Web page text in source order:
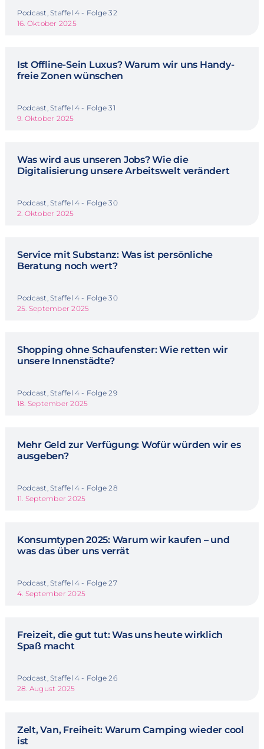
Podcast, Staffel 4 - Folge 32
16. Oktober 2025
Ist Offline-Sein Luxus? Warum wir uns Handy-
freie Zonen wünschen
Podcast, Staffel 4 - Folge 31
9. Oktober 2025
Was wird aus unseren Jobs? Wie die
Digitalisierung unsere Arbeitswelt verändert
Podcast, Staffel 4 - Folge 30
2. Oktober 2025
Service mit Substanz: Was ist persönliche
Beratung noch wert?
Podcast, Staffel 4 - Folge 30
25. September 2025
Shopping ohne Schaufenster: Wie retten wir
unsere Innenstädte?
Podcast, Staffel 4 - Folge 29
18. September 2025
Mehr Geld zur Verfügung: Wofür würden wir es
ausgeben?
Podcast, Staffel 4 - Folge 28
11. September 2025
Konsumtypen 2025: Warum wir kaufen – und
was das über uns verrät
Podcast, Staffel 4 - Folge 27
4. September 2025
Freizeit, die gut tut: Was uns heute wirklich
Spaß macht
Podcast, Staffel 4 - Folge 26
28. August 2025
Zelt, Van, Freiheit: Warum Camping wieder cool
ist